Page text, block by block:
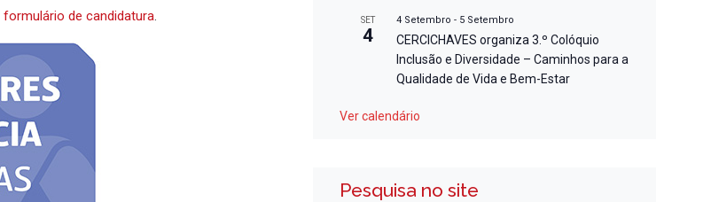
formulário de candidatura. SET
4
4 Setembro - 5 Setembro
CERCICHAVES organiza 3.º Colóquio
Inclusão e Diversidade – Caminhos para a
Qualidade de Vida e Bem-Estar
Ver calendário
Pesquisa no site